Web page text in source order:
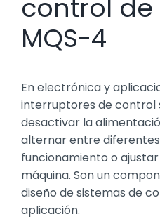
control de
MQS-4
En electrónica y
interruptores de control
desactivar la
alternar entre
funcionamiento o
máquina. Son un
diseño de sistemas de
aplicación.